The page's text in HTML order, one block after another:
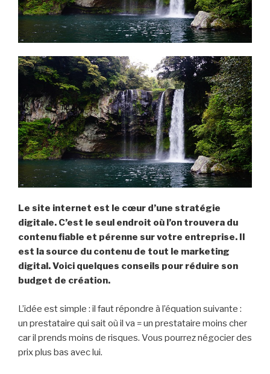
Le site internet est le cœur d’une stratégie
digitale. C’est le seul endroit où l’on trouvera du
contenu fiable et pérenne sur votre entreprise. Il
est la source du contenu de tout le marketing
digital. Voici quelques conseils pour réduire son
budget de création.
L’idée est simple : il faut répondre à l’équation suivante :
un prestataire qui sait où il va = un prestataire moins cher
car il prends moins de risques. Vous pourrez négocier des
prix plus bas avec lui.